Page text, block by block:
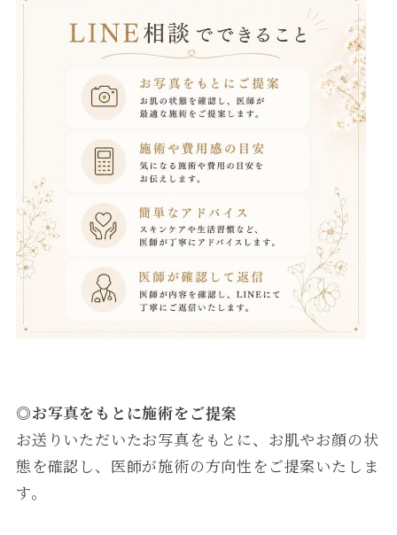
◎お写真をもとに施術をご提案
お送りいただいたお写真をもとに、お肌やお顔の状
態を確認し、医師が施術の方向性をご提案いたしま
す。